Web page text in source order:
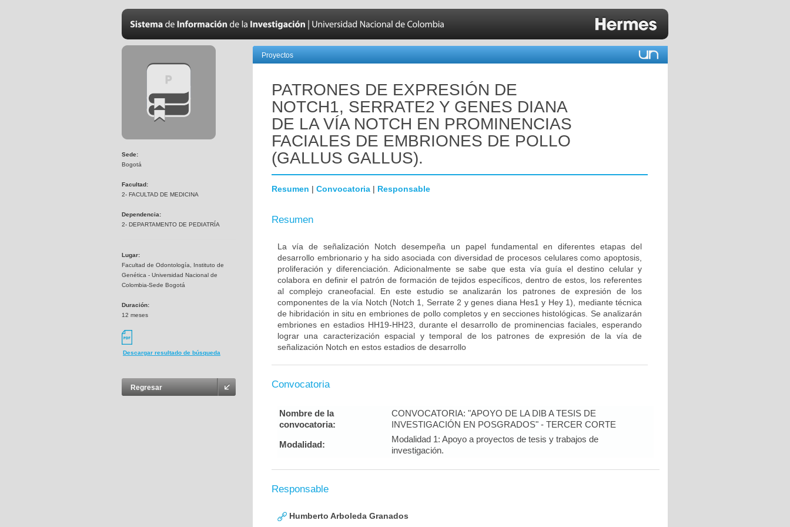
Sede:
Bogotá
Facultad:
2- FACULTAD DE MEDICINA
Dependencia:
2- DEPARTAMENTO DE PEDIATRÍA
Lugar:
Facultad de Odontología, Instituto de
Genética - Universidad Nacional de
Colombia-Sede Bogotá
Duración:
12 meses
Descargar resultado de búsqueda
Regresar
Proyectos
PATRONES DE EXPRESIÓN DE
NOTCH1, SERRATE2 Y GENES DIANA
DE LA VÍA NOTCH EN PROMINENCIAS
FACIALES DE EMBRIONES DE POLLO
(GALLUS GALLUS).
Resumen | Convocatoria | Responsable
Resumen
La vía de señalización Notch desempeña un papel fundamental en diferentes etapas del
desarrollo embrionario y ha sido asociada con diversidad de procesos celulares como apoptosis,
proliferación y diferenciación. Adicionalmente se sabe que esta vía guía el destino celular y
colabora en definir el patrón de formación de tejidos específicos, dentro de estos, los referentes
al complejo craneofacial. En este estudio se analizarán los patrones de expresión de los
componentes de la vía Notch (Notch 1, Serrate 2 y genes diana Hes1 y Hey 1), mediante técnica
de hibridación in situ en embriones de pollo completos y en secciones histológicas. Se analizarán
embriones en estadios HH19-HH23, durante el desarrollo de prominencias faciales, esperando
lograr una caracterización espacial y temporal de los patrones de expresión de la vía de
señalización Notch en estos estadios de desarrollo
Convocatoria
Nombre de la
convocatoria:
CONVOCATORIA: "APOYO DE LA DIB A TESIS DE
INVESTIGACIÓN EN POSGRADOS" - TERCER CORTE
Modalidad:
Modalidad 1: Apoyo a proyectos de tesis y trabajos de
investigación.
Responsable
Humberto Arboleda Granados